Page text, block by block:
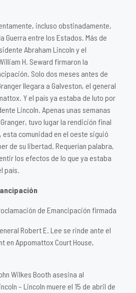
incluso obstinadamente,
Guerra entre los Estados. Más de
Abraham Lincoln y el
H. Seward firmaron la
Solo dos meses antes de
llegara a Galveston, el general
Y el país ya estaba de luto por
Lincoln. Apenas unas semanas
tuvo lugar la rendición final
esta comunidad en el oeste siguió
de su libertad. Requerían palabra,
los efectos de lo que ya estaba
país.
de Emancipación firmada
Robert E. Lee se rinde ante el
en Appomattox Court House,
Wilkes Booth asesina al
– Lincoln muere el 15 de abril de